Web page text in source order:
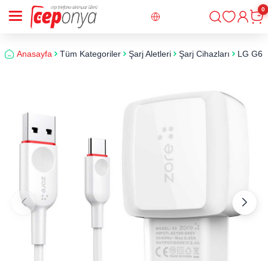
Giriş
0
Anasayfa Tüm Kategoriler Şarj Aletleri Şarj Cihazları LG G6